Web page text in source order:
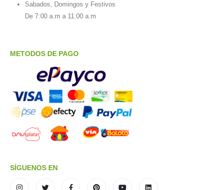
Sabados, Domingos y Festivos
De 7:00 a.m a 11:00 a.m
METODOS DE PAGO
SÍGUENOS EN